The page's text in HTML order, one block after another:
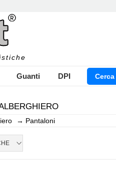
Guanti DPI Cerca
IL NOME DEL
→ Pantaloni